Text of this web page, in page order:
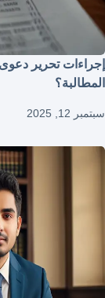
إجراءات تحرير
المطالبة؟
سبتمبر 12, 2025